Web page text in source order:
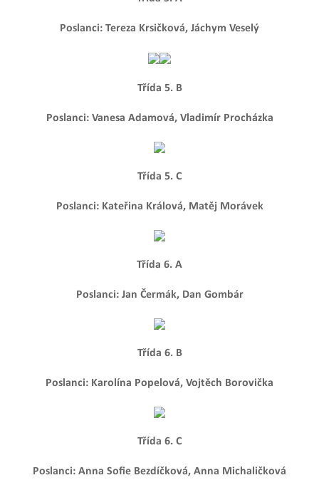
Poslanci: Tereza Krsičková, Jáchym Veselý
Třída 5. B
Poslanci: Vanesa Adamová, Vladimír Procházka
Třída 5. C
Poslanci: Kateřina Králová, Matěj Morávek
Třída 6. A
Poslanci: Jan Čermák, Dan Gombár
Třída 6. B
Poslanci: Karolína Popelová, Vojtěch Borovička
Třída 6. C
Poslanci: Anna Sofie Bezdíčková, Anna Michaličková